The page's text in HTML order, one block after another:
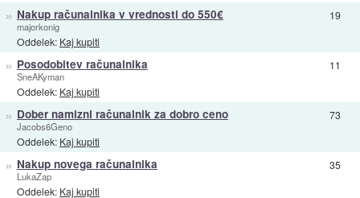
» Nakup računalnika v vrednosti do 550€
majorkonig
Oddelek: Kaj kupiti
19
» Posodobitev računalnika
SneAKyman
Oddelek: Kaj kupiti
11
» Dober namizni računalnik za dobro ceno
Jacobs6Geno
Oddelek: Kaj kupiti
73
» Nakup novega računalnika
LukaZap
Oddelek: Kaj kupiti
35